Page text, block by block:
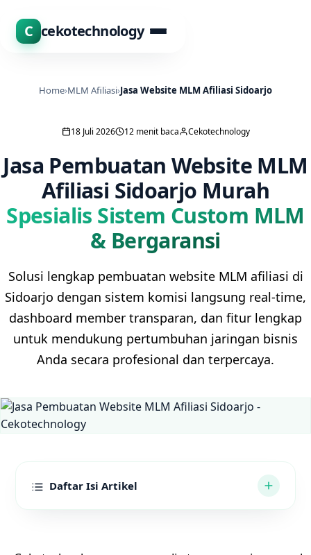
C cekotechnology
Home›MLM Afiliasi›Jasa Website MLM Afiliasi Sidoarjo
18 Juli 2026 12 menit baca Cekotechnology
Jasa Pembuatan Website MLM
Afiliasi Sidoarjo Murah
Spesialis Sistem Custom MLM
& Bergaransi
Solusi lengkap pembuatan website MLM afiliasi di
Sidoarjo dengan sistem komisi langsung real-time,
dashboard member transparan, dan fitur lengkap
untuk mendukung pertumbuhan jaringan bisnis
Anda secara profesional dan terpercaya.
Daftar Isi Artikel